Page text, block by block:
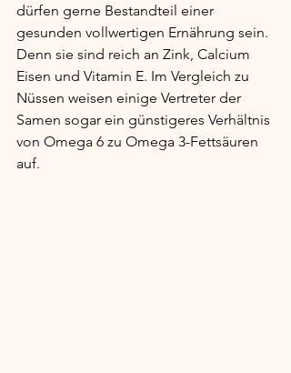
dürfen gerne Bestandteil einer
gesunden vollwertigen Ernährung sein.
Denn sie sind reich an Zink, Calcium
Eisen und Vitamin E. Im Vergleich zu
Nüssen weisen einige Vertreter der
Samen sogar ein günstigeres Verhältnis
von Omega 6 zu Omega 3-Fettsäuren
auf.